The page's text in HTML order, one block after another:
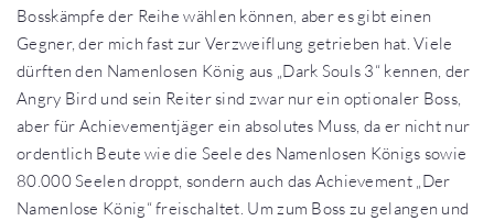
Bosskämpfe der Reihe wählen können, aber es gibt einen
Gegner, der mich fast zur Verzweiflung getrieben hat. Viele
dürften den Namenlosen König aus „Dark Souls 3“ kennen, der
Angry Bird und sein Reiter sind zwar nur ein optionaler Boss,
aber für Achievementjäger ein absolutes Muss, da er nicht nur
ordentlich Beute wie die Seele des Namenlosen Königs sowie
80.000 Seelen droppt, sondern auch das Achievement „Der
Namenlose König“ freischaltet. Um zum Boss zu gelangen und